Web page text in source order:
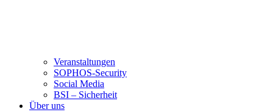
Veranstaltungen
SOPHOS-Security
Social Media
BSI – Sicherheit
Über uns